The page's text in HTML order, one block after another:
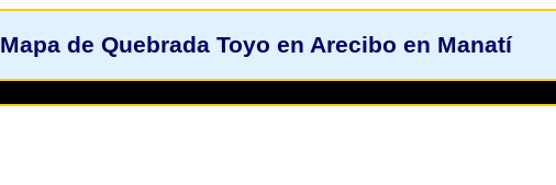
Mapa de Quebrada Toyo en Arecibo en Manatí